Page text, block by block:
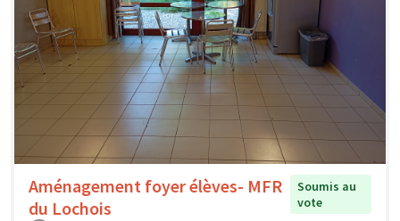
Aménagement foyer élèves- MFR
du Lochois
Soumis au
vote